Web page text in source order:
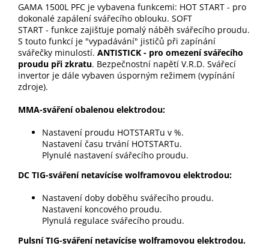
GAMA 1500L PFC je vybavena funkcemi: HOT START - pro
dokonalé zapálení svářecího oblouku. SOFT
START - funkce zajišťuje pomalý náběh svářecího proudu.
S touto funkcí je "vypadávání" jističů při zapínání
svářečky minulostí. ANTISTICK - pro omezení svářecího
proudu při zkratu. Bezpečnostní napětí V.R.D. Svářecí
invertor je dále vybaven úsporným režimem (vypínání
zdroje).
MMA-sváření obalenou elektrodou:
Nastavení proudu HOTSTARTu v %.
Nastavení času trvání HOTSTARTu.
Plynulé nastavení svářecího proudu.
DC TIG-sváření netavícíse wolframovou elektrodou:
Nastavení doby doběhu svářecího proudu.
Nastavení koncového proudu.
Plynulá regulace svářecího proudu.
Pulsní TIG-sváření netavícíse wolframovou elektrodou.